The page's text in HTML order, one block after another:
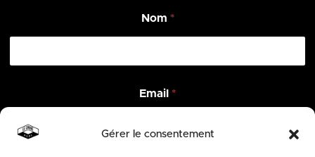
Gérer le consentement
E
m
N
o
Nom *
Email *